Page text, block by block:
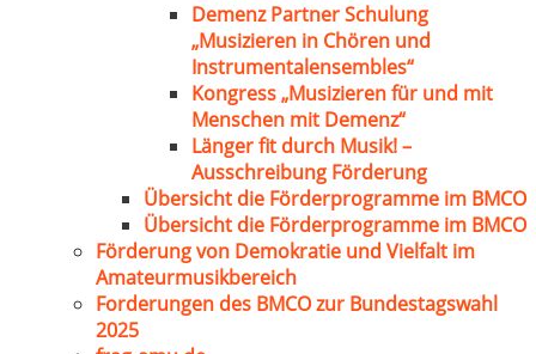
Demenz Partner Schulung
„Musizieren in Chören und
Instrumentalensembles“
Kongress „Musizieren für und mit
Menschen mit Demenz“
Länger fit durch Musik! –
Ausschreibung Förderung
Übersicht die Förderprogramme im BMCO
Übersicht die Förderprogramme im BMCO
Förderung von Demokratie und Vielfalt im
Amateurmusikbereich
Forderungen des BMCO zur Bundestagswahl
2025